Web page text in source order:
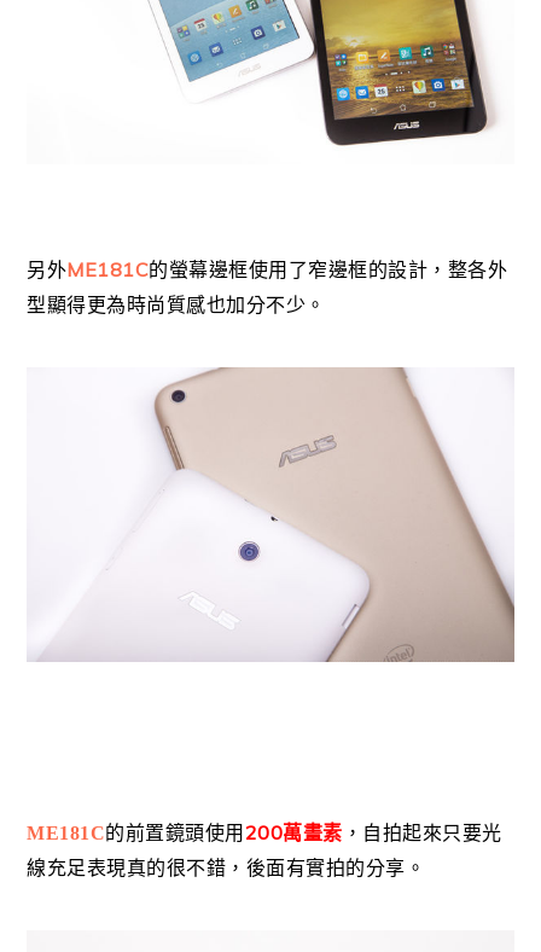
另外ME181C的螢幕邊框使用了窄邊框的設計，整各外
型顯得更為時尚質感也加分不少。
ME181C的前置鏡頭使用 200萬畫素 ，自拍起來只要光
線充足表現真的很不錯，後面有實拍的分享。